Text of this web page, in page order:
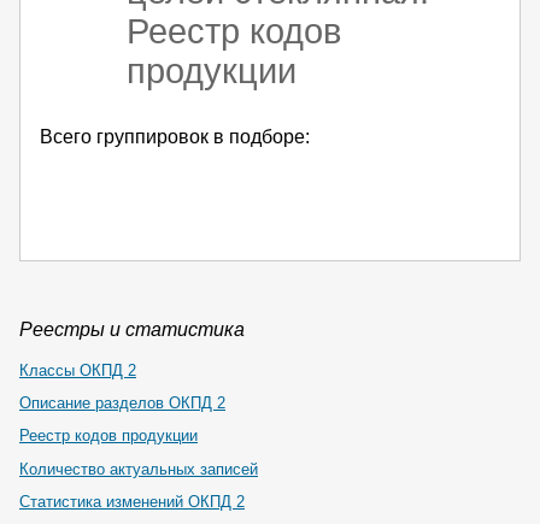
Реестр кодов
продукции
Всего группировок в подборе:
Реестры и статистика
Классы ОКПД 2
Описание разделов ОКПД 2
Реестр кодов продукции
Количество актуальных записей
Статистика изменений ОКПД 2